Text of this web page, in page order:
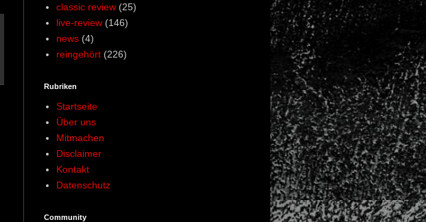
classic review (25)
live-review (146)
news (4)
reingehört (226)
Rubriken
Startseite
Über uns
Mitmachen
Disclaimer
Kontakt
Datenschutz
Community